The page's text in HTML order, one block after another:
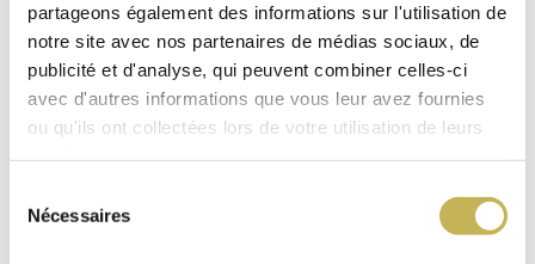
partageons également des informations sur l'utilisation de
notre site avec nos partenaires de médias sociaux, de
publicité et d'analyse, qui peuvent combiner celles-ci
avec d'autres informations que vous leur avez fournies
ou qu'ils ont collectées lors de votre utilisation de leurs
Nécessaires